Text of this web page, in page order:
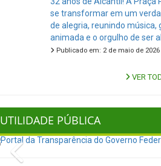
se transformar em um
de alegria, reunindo música,
animada e o orgulho de ser
Publicado em: 2 de maio de 2026
VER
UTILIDADE PÚBLICA
Previous